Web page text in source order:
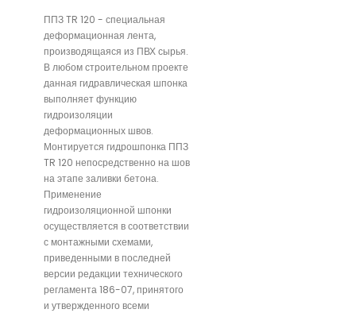
ППЗ TR 120 - специальная
деформационная лента,
производящаяся из ПВХ сырья.
В любом строительном проекте
данная гидравлическая шпонка
выполняет функцию
гидроизоляции
деформационных швов.
Монтируется гидрошпонка ППЗ
TR 120 непосредственно на шов
на этапе заливки бетона.
Применение
гидроизоляционной шпонки
осуществляется в соответствии
с монтажными схемами,
приведенными в последней
версии редакции технического
регламента 186-07, принятого
и утвержденного всеми